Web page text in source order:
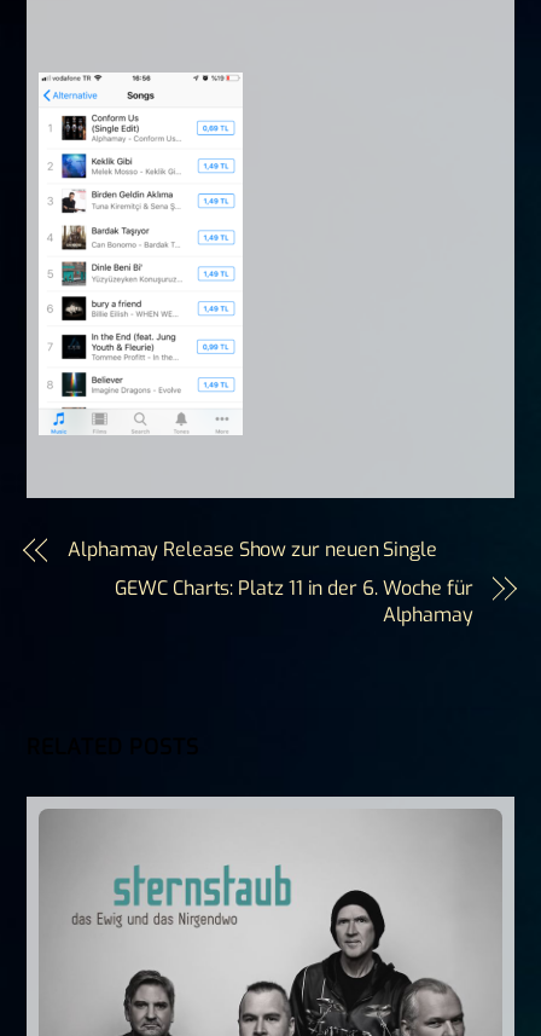
Alphamay Release Show zur neuen Single
GEWC Charts: Platz 11 in der 6. Woche für
Alphamay